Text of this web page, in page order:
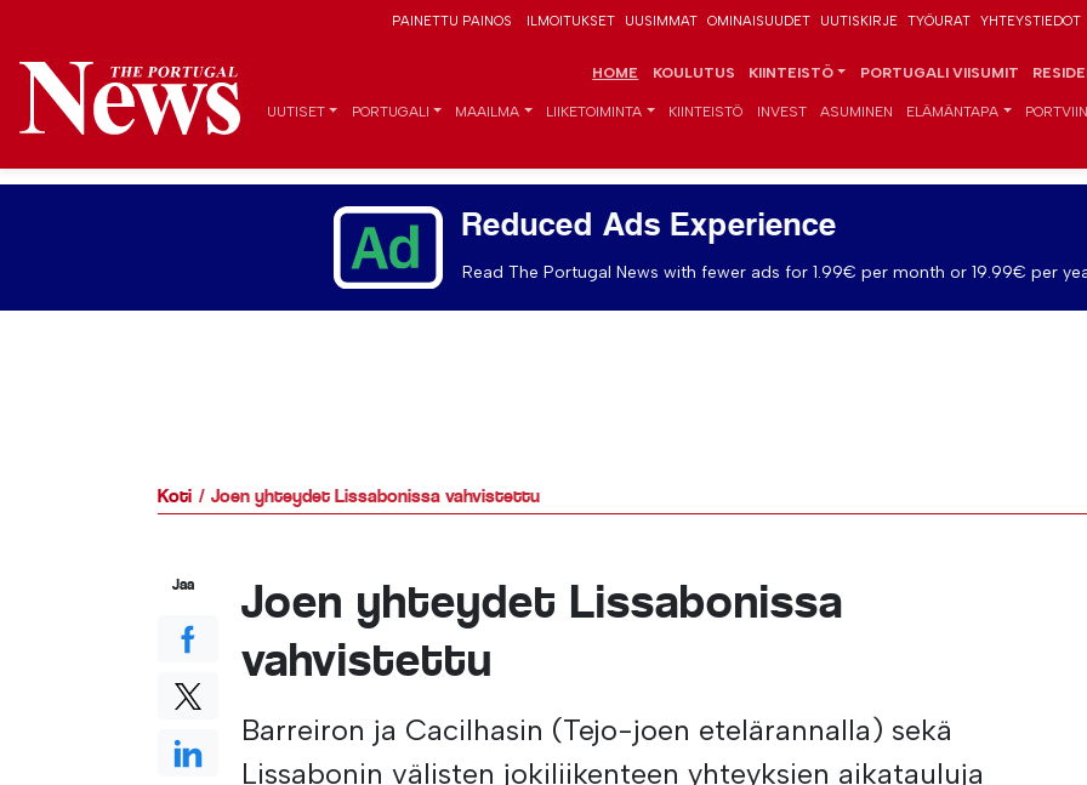
PAINETTU PAINOS ILMOITUKSET UUSIMMAT OMINAISUUDET UUTISKIRJE TYÖURAT YHTEYSTIEDOT
HOME KOULUTUS KIINTEISTÖ PORTUGALI VIISUMIT
UUTISET PORTUGALI MAAILMA LIIKETOIMINTA KIINTEISTÖ INVEST ASUMINEN ELÄMÄNTAPA
Reduced Ads Experience
Read The Portugal News with fewer ads for 1.99€ per month or 19.99€ per
Koti Joen yhteydet Lissabonissa vahvistettu
Joen yhteydet Lissabonissa
vahvistettu
Barreiron ja Cacilhasin (Tejo-joen etelärannalla) sekä
Lissabonin välisten jokiliikenteen yhteyksien aikatauluja
Jaa